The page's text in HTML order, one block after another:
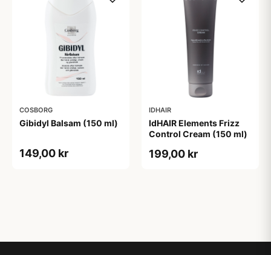
COSBORG
Gibidyl Balsam (150 ml)
149,00 kr
IDHAIR
IdHAIR Elements Frizz
Control Cream (150 ml)
199,00 kr